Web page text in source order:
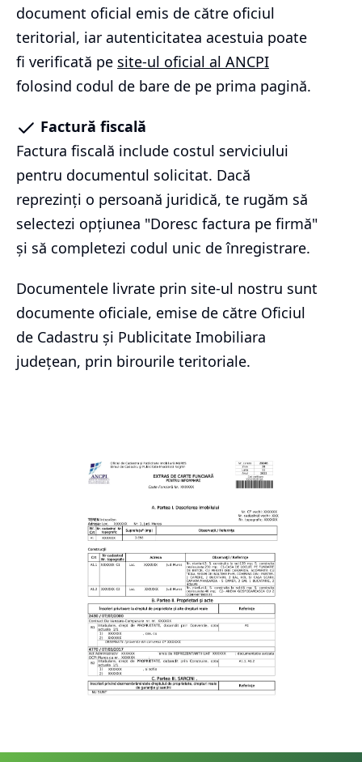
document oficial emis de către oficiul
teritorial, iar autenticitatea acestuia poate
fi verificată pe site-ul oficial al ANCPI
folosind codul de bare de pe prima pagină.
Factură fiscală
Factura fiscală include costul serviciului
pentru documentul solicitat. Dacă
reprezinți o persoană juridică, te rugăm să
selectezi opțiunea "Doresc factura pe firmă"
și să completezi codul unic de înregistrare.
Documentele livrate prin site-ul nostru sunt
documente oficiale, emise de către Oficiul
de Cadastru și Publicitate Imobiliara
județean, prin birourile teritoriale.